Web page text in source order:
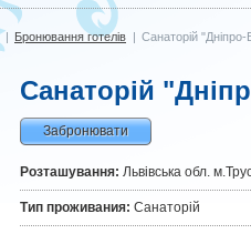
| Бронювання готелів | Санаторій
Санаторій
Забронювати
Розташування: Львівська обл.
Тип проживания: Санаторій